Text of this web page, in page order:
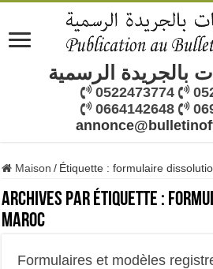
بالجريدة الرسمية
0522473774
0664142648
Maison / Étiquette :formulaire
Archives par étiquette :
Maroc
Formulaires et modèles